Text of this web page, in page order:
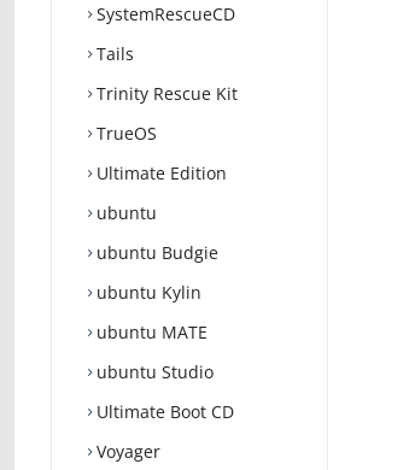
SystemRescueCD
Tails
Trinity Rescue Kit
TrueOS
Ultimate Edition
ubuntu
ubuntu Budgie
ubuntu Kylin
ubuntu MATE
ubuntu Studio
Ultimate Boot CD
Voyager